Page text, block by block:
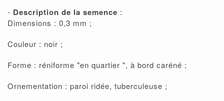
- Description de la semence :
Dimensions : 0,3 mm ;
Couleur : noir ;
Forme : réniforme "en quartier ", à bord caréné ;
Ornementation : paroi ridée, tuberculeuse ;